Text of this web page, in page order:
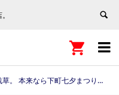


の合羽橋本通り商店街。 今年は盛り上がっていた時のフォトコンテスト写真が飾られています。 正しく恐れてしっかり対策お願いします。#浅草 #asakusa #tokyo #japan #ウィズコロナ https://e-asakusa.jp